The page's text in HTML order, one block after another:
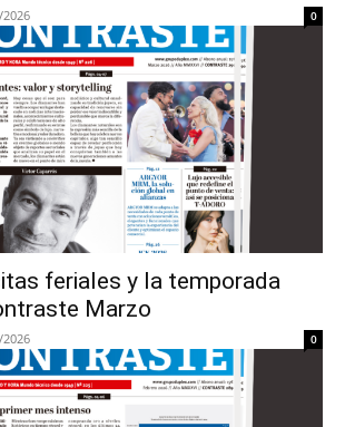
0
feriales y la temporada
Marzo
0